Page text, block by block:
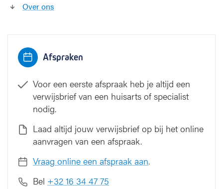
Over ons
Afspraken
Voor een eerste afspraak heb je altijd een
verwijsbrief van een huisarts of specialist
nodig.
Laad altijd jouw verwijsbrief op bij het online
aanvragen van een afspraak.
Vraag online een afspraak aan.
Bel +32 16 34 47 75